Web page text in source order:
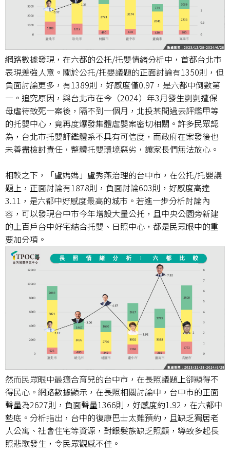
網路數據發現，在六都的公托/托嬰情緒分析中，首都台北市
表現差強人意。關於公托/托嬰議題的正面討論有1350則，但
負面討論更多，有1389則，好感度僅0.97，是六都中倒數第
一。追究原因，與台北市在今（2024）年3月發生剴剴遭保
母虐待致死一案後，隔不到一個月，北投某間過去評鑑甲等
的托嬰中心，竟再度爆發集體虐嬰案密切相關。許多民眾認
為，台北市托嬰評鑑體系不具有可信度，而政府在案發後也
未善盡檢討責任，整體托嬰環境惡劣，讓家長們無法放心。
相較之下，「盧媽媽」盧秀燕治理的台中市，在公托/托嬰議
題上，正面討論有1878則，負面討論603則，好感度高達
3.11，是六都中好感度最高的城市。若進一步分析討論內
容，可以發現台中市今年增設大量公托，且中央公園旁新建
的上百戶台中好宅結合托嬰、日照中心，都是民眾眼中的重
要加分項。
然而民眾眼中最適合育兒的台中市，在長照議題上卻顯得不
得民心。網路數據顯示，在長照相關討論中，台中市的正面
聲量為2627則，負面聲量1366則，好感度約1.92，在六都中
墊底。分析指出，台中的復康巴士太難預約，且缺乏獨居老
人公寓、社會住宅等資源，對銀髮族缺乏照顧，導致多起長
照悲歌發生，令民眾觀感不佳。